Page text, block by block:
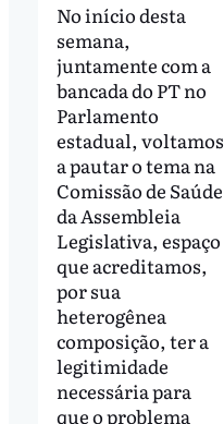
No início desta
semana,
juntamente com a
bancada do PT no
Parlamento
estadual, voltamos
a pautar o tema na
Comissão de Saúde
da Assembleia
Legislativa, espaço
que acreditamos,
por sua
heterogênea
composição, ter a
legitimidade
necessária para
que o problema